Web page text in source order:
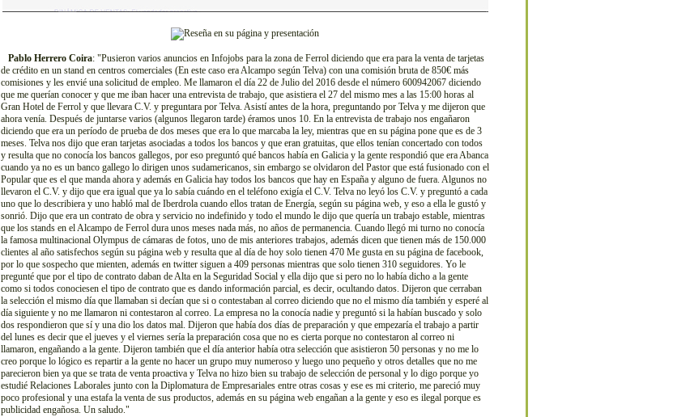
Pablo Herrero Coira: "Pusieron varios anuncios en Infojobs para la zona de Ferrol diciendo que era para la venta de tarjetas
de crédito en un stand en centros comerciales (En este caso era Alcampo según Telva) con una comisión bruta de 850€ más
comisiones y les envié una solicitud de empleo. Me llamaron el día 22 de Julio del 2016 desde el número 600942067 diciendo
que me querían conocer y que me iban hacer una entrevista de trabajo, que asistiera el 27 del mismo mes a las 15:00 horas al
Gran Hotel de Ferrol y que llevara C.V. y preguntara por Telva. Asistí antes de la hora, preguntando por Telva y me dijeron que
ahora venía. Después de juntarse varios (algunos llegaron tarde) éramos unos 10. En la entrevista de trabajo nos engañaron
diciendo que era un período de prueba de dos meses que era lo que marcaba la ley, mientras que en su página pone que es de 3
meses. Telva nos dijo que eran tarjetas asociadas a todos los bancos y que eran gratuitas, que ellos tenían concertado con todos
y resulta que no conocía los bancos gallegos, por eso preguntó qué bancos había en Galicia y la gente respondió que era Abanca
cuando ya no es un banco gallego lo dirigen unos sudamericanos, sin embargo se olvidaron del Pastor que está fusionado con el
Popular que es el que manda ahora y además en Galicia hay todos los bancos que hay en España y alguno de fuera. Algunos no
llevaron el C.V. y dijo que era igual que ya lo sabía cuándo en el teléfono exigía el C.V. Telva no leyó los C.V. y preguntó a cada
uno que lo describiera y uno habló mal de Iberdrola cuando ellos tratan de Energía, según su página web, y eso a ella le gustó y
sonrió. Dijo que era un contrato de obra y servicio no indefinido y todo el mundo le dijo que quería un trabajo estable, mientras
que los stands en el Alcampo de Ferrol dura unos meses nada más, no años de permanencia. Cuando llegó mi turno no conocía
la famosa multinacional Olympus de cámaras de fotos, uno de mis anteriores trabajos, además dicen que tienen más de 150.000
clientes al año satisfechos según su página web y resulta que al día de hoy solo tienen 470 Me gusta en su página de facebook,
por lo que sospecho que mienten, además en twitter siguen a 409 personas mientras que solo tienen 310 seguidores. Yo le
pregunté que por el tipo de contrato daban de Alta en la Seguridad Social y ella dijo que si pero no lo había dicho a la gente
como si todos conociesen el tipo de contrato que es dando información parcial, es decir, ocultando datos. Dijeron que cerraban
la selección el mismo día que llamaban si decían que si o contestaban al correo diciendo que no el mismo día también y esperé al
día siguiente y no me llamaron ni contestaron al correo. La empresa no la conocía nadie y preguntó si la habían buscado y solo
dos respondieron que sí y una dio los datos mal. Dijeron que había dos días de preparación y que empezaría el trabajo a partir
del lunes es decir que el jueves y el viernes sería la preparación cosa que no es cierta porque no contestaron al correo ni
llamaron, engañando a la gente. Dijeron también que el día anterior había otra selección que asistieron 50 personas y no me lo
creo porque lo lógico es repartir a la gente no hacer un grupo muy numeroso y luego uno pequeño y otros detalles que no me
parecieron bien ya que se trata de venta proactiva y Telva no hizo bien su trabajo de selección de personal y lo digo porque yo
estudié Relaciones Laborales junto con la Diplomatura de Empresariales entre otras cosas y ese es mi criterio, me pareció muy
poco profesional y una estafa la venta de sus productos, además en su página web engañan a la gente y eso es ilegal porque es
publicidad engañosa. Un saludo."